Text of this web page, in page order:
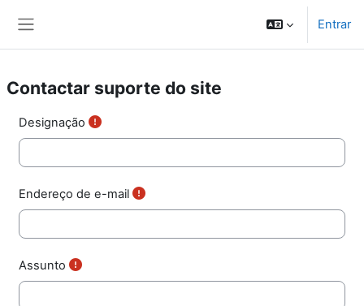
Entrar
Contactar suporte do site
Designação
Endereço de e-mail
Assunto